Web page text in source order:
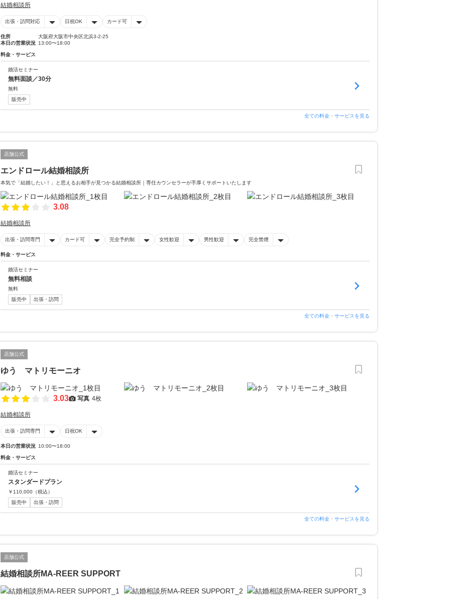
結婚相談所
出張・訪問対応 日祝OK カード可
住所
大阪府大阪市中央区北浜3-2-25
本日の営業状況 13:00〜18:00
料金・サービス
婚活セミナー
無料面談／30分
無料
販売中
全ての料金・サービスを見る
店舗公式
エンドロール結婚相談所
本気で「結婚したい！」と思えるお相手が見つかる結婚相談所｜専任カウンセラーが手厚くサポートいたします
3.08
結婚相談所
出張・訪問専門 カード可 完全予約制 女性歓迎 男性歓迎 完全禁煙
料金・サービス
婚活セミナー
無料相談
無料
販売中
出張・訪問
全ての料金・サービスを見る
店舗公式
ゆう マトリモーニオ
3.03 写真 4枚
結婚相談所
出張・訪問専門 日祝OK
本日の営業状況 10:00〜18:00
料金・サービス
婚活セミナー
スタンダードプラン
￥ 110,000 （税込）
販売中
出張・訪問
全ての料金・サービスを見る
店舗公式
結婚相談所MA-REER SUPPORT